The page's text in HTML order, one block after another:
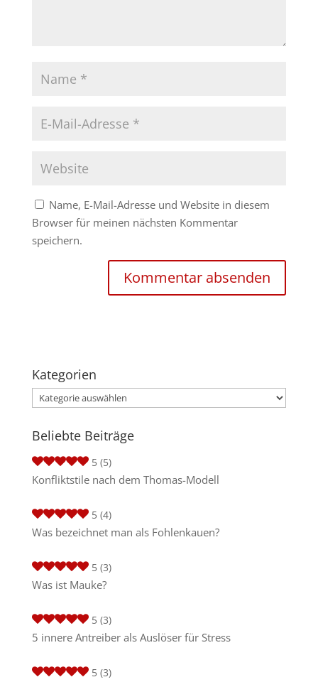
Name, E-Mail-Adresse und Website in diesem
Browser für meinen nächsten Kommentar
speichern.
Kategorien
Kategorien
Beliebte Beiträge
5 (5)
Konfliktstile nach dem Thomas-Modell
5 (4)
Was bezeichnet man als Fohlenkauen?
5 (3)
Was ist Mauke?
5 (3)
5 innere Antreiber als Auslöser für Stress
5 (3)